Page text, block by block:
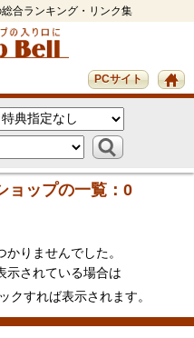
合ランキング・リンク集
PCサイト
ョップの一覧：0
りませんでした。
示されている場合は
クすれば表示されます。